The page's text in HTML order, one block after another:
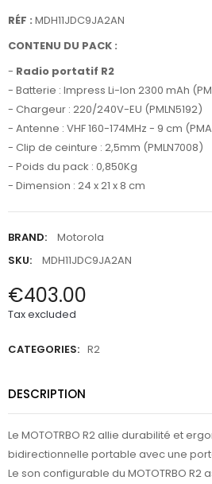
RÉF : MDH11JDC9JA2AN
CONTENU DU PACK :
- Radio portatif R2
- Batterie : Impress Li-Ion 2300 mAh
- Chargeur : 220/240V-EU (PMLN5192)
- Antenne : VHF 160-174MHz - 9 cm
- Clip de ceinture : 2,5mm (PMLN7008)
- Poids du pack : 0,850Kg
- Dimension : 24 x 21 x 8 cm
BRAND:
Motorola
SKU:
MDH11JDC9JA2AN
€403.00
Tax excluded
CATEGORIES: R2
DESCRIPTION
Le MOTOTRBO R2 allie durabilité et
bidirectionnelle portable avec une
Le son configurable du MOTOTRBO